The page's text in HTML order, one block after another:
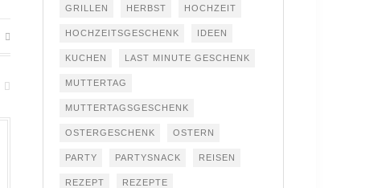
GRILLEN HERBST HOCHZEIT
HOCHZEITSGESCHENK IDEEN
KUCHEN LAST MINUTE GESCHENK
MUTTERTAG
MUTTERTAGSGESCHENK
OSTERGESCHENK OSTERN
PARTY PARTYSNACK REISEN
REZEPT REZEPTE